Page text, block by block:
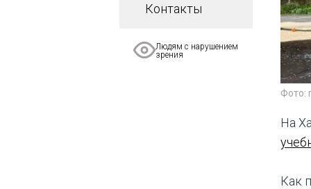
Контакты
Людям с нарушением
зрения
Фото:
На
Как